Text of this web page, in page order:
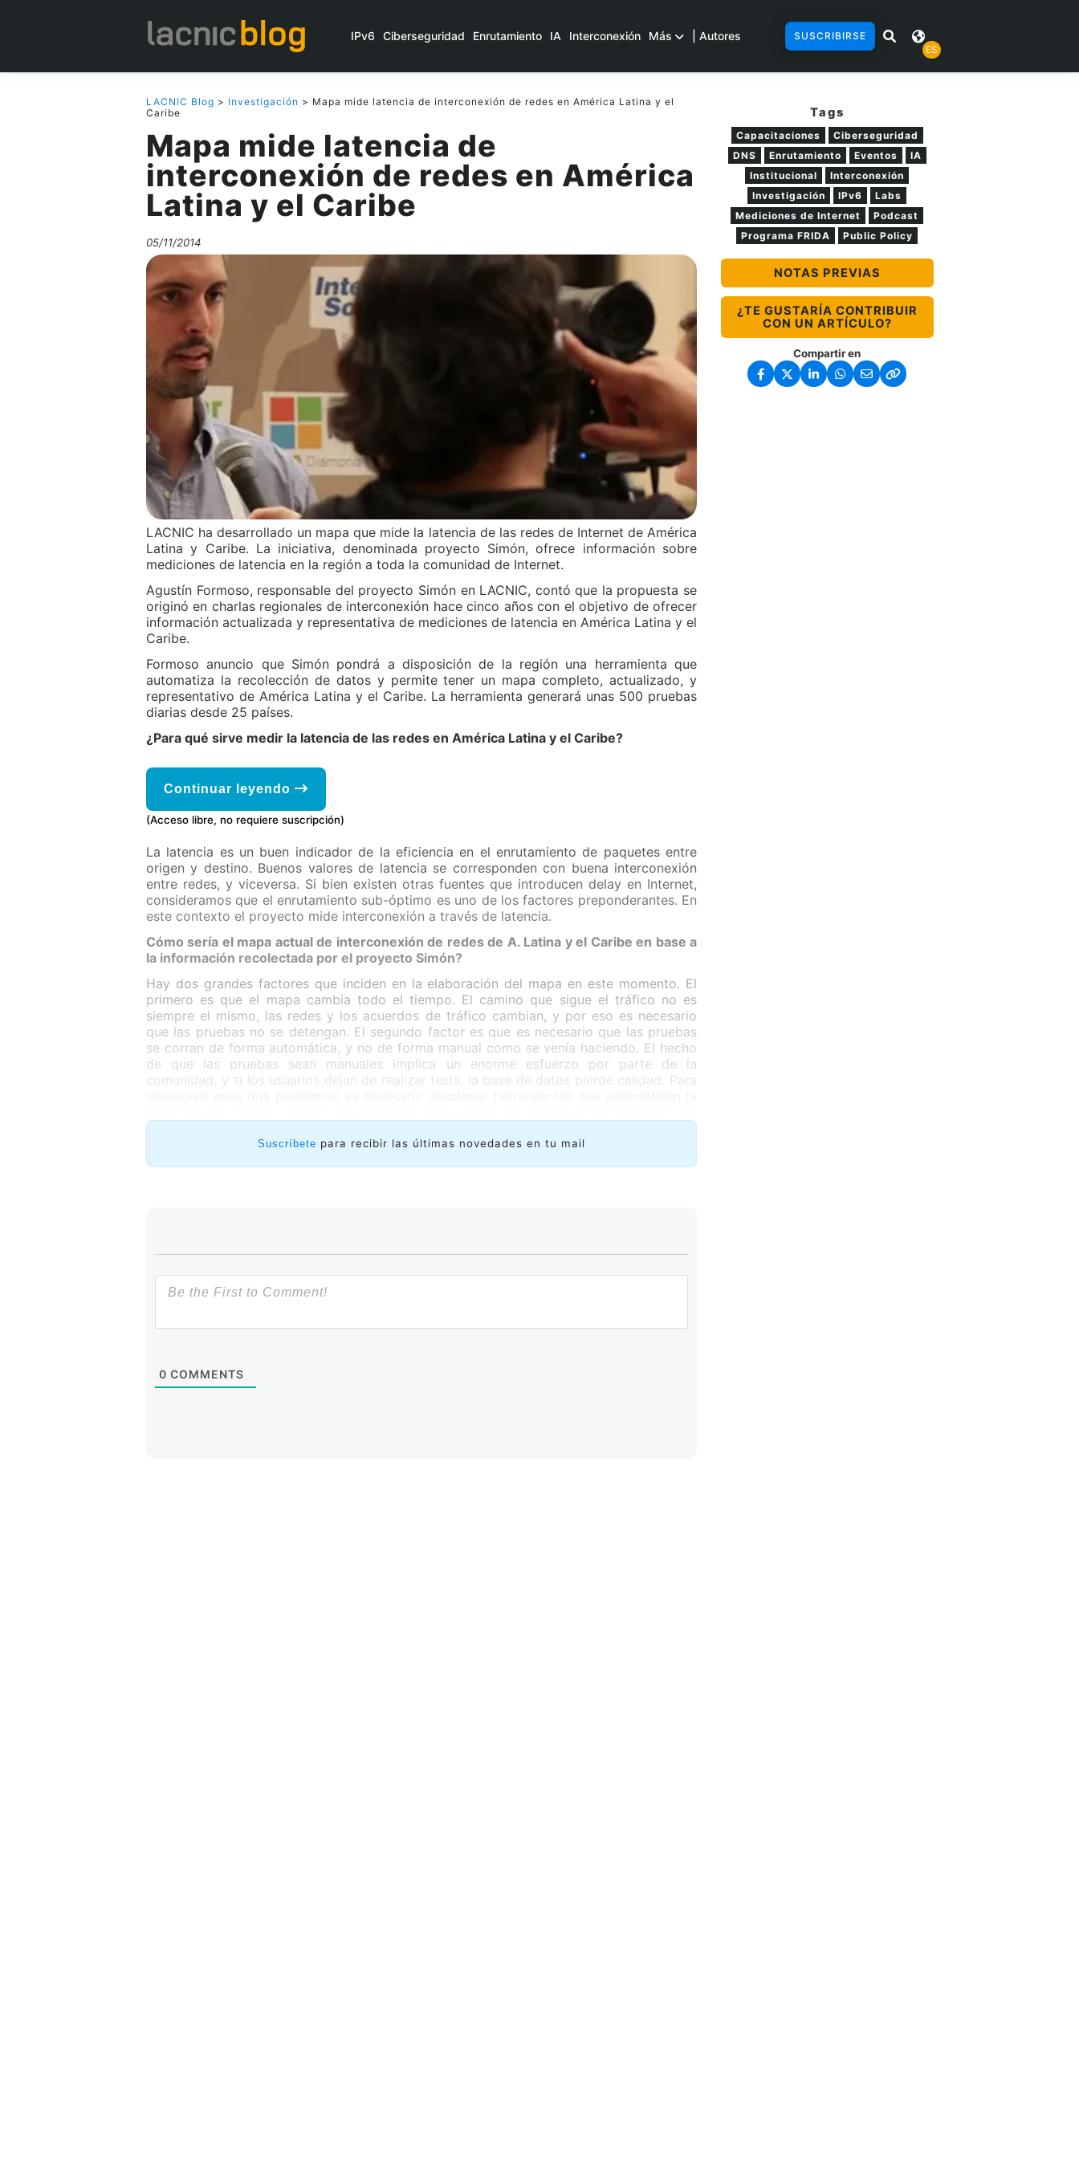
IPv6 Ciberseguridad Enrutamiento IA Interconexión Más | Autores
SUSCRIBIRSE
ES
LACNIC Blog > Investigación > Mapa mide latencia de interconexión de redes en América Latina y el
Caribe
Mapa mide latencia de
interconexión de redes en América
Latina y el Caribe
05/11/2014
LACNIC ha desarrollado un mapa que mide la latencia de las redes de Internet de América
Latina y Caribe. La iniciativa, denominada proyecto Simón, ofrece información sobre
mediciones de latencia en la región a toda la comunidad de Internet.
Agustín Formoso, responsable del proyecto Simón en LACNIC, contó que la propuesta se
originó en charlas regionales de interconexión hace cinco años con el objetivo de ofrecer
información actualizada y representativa de mediciones de latencia en América Latina y el
Caribe.
Formoso anuncio que Simón pondrá a disposición de la región una herramienta que
automatiza la recolección de datos y permite tener un mapa completo, actualizado, y
representativo de América Latina y el Caribe. La herramienta generará unas 500 pruebas
diarias desde 25 países.
¿Para qué sirve medir la latencia de las redes en América Latina y el Caribe?
Continuar leyendo
(Acceso libre, no requiere suscripción)
La latencia es un buen indicador de la eficiencia en el enrutamiento de paquetes entre
origen y destino. Buenos valores de latencia se corresponden con buena interconexión
entre redes, y viceversa. Si bien existen otras fuentes que introducen delay en Internet,
consideramos que el enrutamiento sub-óptimo es uno de los factores preponderantes. En
este contexto el proyecto mide interconexión a través de latencia.
Cómo sería el mapa actual de interconexión de redes de A. Latina y el Caribe en base a
la información recolectada por el proyecto Simón?
Hay dos grandes factores que inciden en la elaboración del mapa en este momento. El
primero es que el mapa cambia todo el tiempo. El camino que sigue el tráfico no es
siempre el mismo, las redes y los acuerdos de tráfico cambian, y por eso es necesario
que las pruebas no se detengan. El segundo factor es que es necesario que las pruebas
se corran de forma automática, y no de forma manual como se venía haciendo. El hecho
de que las pruebas sean manuales implica un enorme esfuerzo por parte de la
comunidad, y si los usuarios dejan de realizar tests, la base de datos pierde calidad. Para
herramienta que automatiza la recolección de datos y permite tener un mapa completo,
actualizado, y representativo de la región. La nueva herramienta, alojada en los sitios de
Lacnic y Lacnic Labs nos permite generar unas 500 pruebas diarias, y en estas últimas
Suscríbete para recibir las últimas novedades en tu mail
0 COMMENTS
Tags
Capacitaciones
Ciberseguridad
DNS
Enrutamiento Eventos
IA
Institucional
Interconexión
Investigación
IPv6
Labs
Mediciones de Internet
Podcast
Programa FRIDA
Public Policy
NOTAS PREVIAS
¿TE GUSTARÍA CONTRIBUIR
CON UN ARTÍCULO?
Compartir en